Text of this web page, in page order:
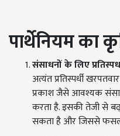
पार्थेनियमका
संसाधनों के लिए
अत्यंत प्रतिस्पर्धी
प्रकाश जैसे आवश्यक
करता है. इसकी तेजी से
सकता है और जिससे फसल